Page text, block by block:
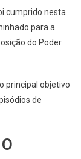
cumprido nesta
para a
do Poder
principal objetivo
de